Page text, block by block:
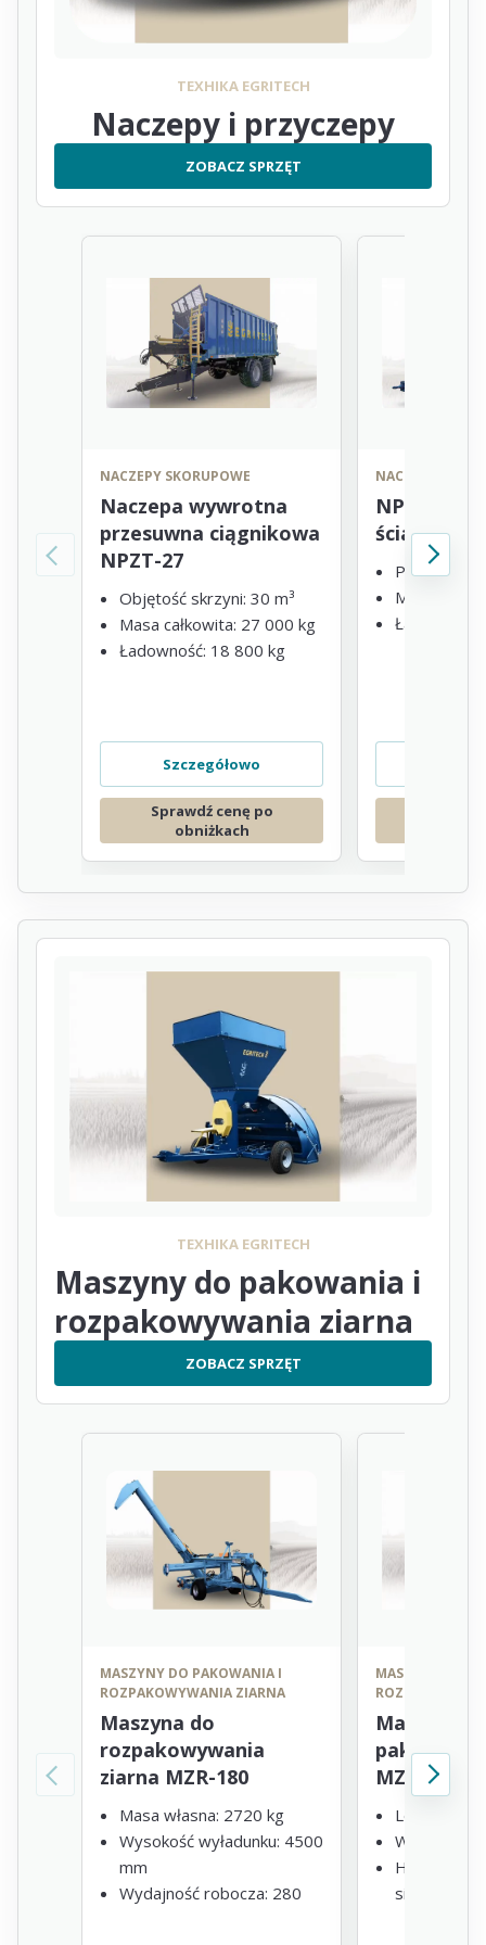
ТЕХНІКА EGRITECH
Naczepy i przyczepy
ZOBACZ SPRZĘT
NACZEPY SKORUPOWE
Naczepa wywrotna
przesuwna ciągnikowa
NPZT-27
Objętość skrzyni: 30 m³
Masa całkowita: 27 000 kg
Ładowność: 18 800 kg
Szczegółowo
Sprawdź cenę po
obniżkach
NACZEPY
NPZT-39
ścianą
Pojemność
Masa
Ładowność
ТЕХНІКА EGRITECH
Maszyny do pakowania i
rozpakowywania ziarna
ZOBACZ SPRZĘT
MASZYNY DO PAKOWANIA I
ROZPAKOWYWANIA ZIARNA
Maszyna do
rozpakowywania
ziarna MZR-180
Masa własna: 2720 kg
Wysokość wyładunku: 4500
mm
Wydajność robocza: 280
MASZYNY DO
Maszyna
pakowania
MZP-180
Length -
Width -
Height
sides) -